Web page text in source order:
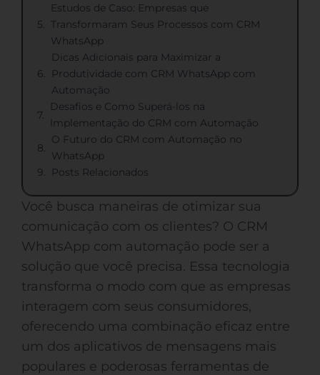
Estudos de Caso: Empresas que
Transformaram Seus Processos com CRM
WhatsApp
Dicas Adicionais para Maximizar a
Produtividade com CRM WhatsApp com
Automação
Desafios e Como Superá-los na
Implementação do CRM com Automação
O Futuro do CRM com Automação no
WhatsApp
Posts Relacionados
Você busca maneiras de otimizar sua
comunicação com os clientes? O CRM
WhatsApp com automação pode ser a
solução que você precisa. Essa tecnologia
transforma o modo com que as empresas
interagem com seus consumidores,
oferecendo uma combinação eficaz entre
um dos aplicativos de mensagens mais
populares e poderosas ferramentas de